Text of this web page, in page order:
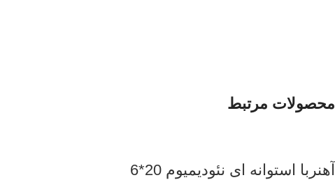
محصولات مرتبط
آهنربا استوانه ای نئودیمیوم 20*6